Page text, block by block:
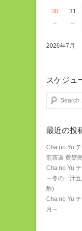
30
－
31
－
2026年7月
スケジュ
検索する
最近の投
Cha no Yu
煎茶道 黄檗
Cha no Yu
～冬の一汁
酢)
Cha no Yu
月～